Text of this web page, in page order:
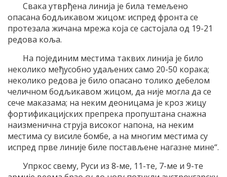
Свака утврђена линија је била темељено
опасана бодљикавом жицом: испред фронта се
протезала жичана мрежа која се састојала од 19-21
редова коља.
На појединим местима таквих линија је било
неколико међусобно удаљених само 20-50 корака;
неколико редова је било опасано толико дебелом
челичном бодљикавом жицом, да није могла да се
сече маказама; на неким деоницама је кроз жицу
фортификацијских препрека пропуштана снажна
наизменична струја високог напона, на неким
местима су висиле бомбе, а на многим местима су
испред прве линије биле постављене нагазне мине“.
Упркос свему, Руси из 8-ме, 11-те, 7-ме и 9-те